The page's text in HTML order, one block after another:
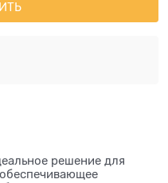
решение для